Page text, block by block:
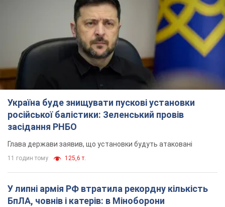
Україна буде знищувати пускові установки
російської балістики: Зеленський провів
засідання РНБО
Глава держави заявив, що установки будуть атаковані
11 годин тому 125,6 т.
У липні армія РФ втратила рекордну кількість
БпЛА, човнів і катерів: в Міноборони